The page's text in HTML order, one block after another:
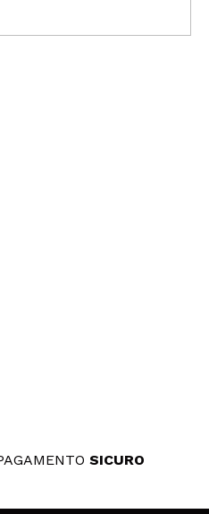
SICURO